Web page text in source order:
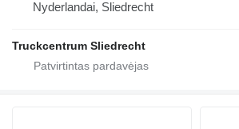
Nyderlandai, Sliedrecht
Truckcentrum Sliedrecht